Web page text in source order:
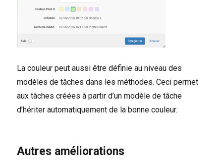
La couleur peut aussi être définie au niveau des
modèles de tâches dans les méthodes. Ceci permet
aux tâches créées à partir d’un modèle de tâche
d’hériter automatiquement de la bonne couleur.
Autres améliorations